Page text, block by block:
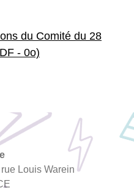
du Comité du 28
- 0o)
Louis Warein